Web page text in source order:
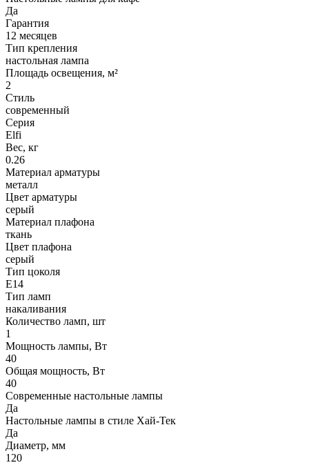
Да
Гарантия
12 месяцев
Тип крепления
настольная лампа
Площадь освещения, м²
2
Стиль
современный
Серия
Elfi
Вес, кг
0.26
Материал арматуры
металл
Цвет арматуры
серый
Материал плафона
ткань
Цвет плафона
серый
Тип цоколя
Е14
Тип ламп
накаливания
Количество ламп, шт
1
Мощность лампы, Вт
40
Общая мощность, Вт
40
Современные настольные лампы
Да
Настольные лампы в стиле Хай-Тек
Да
Диаметр, мм
120